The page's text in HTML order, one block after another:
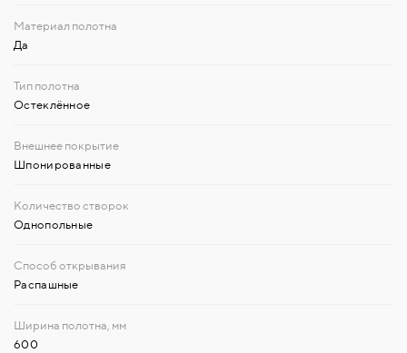
Да
Остеклённое
Шпонированные
Однопольные
Распашные
600